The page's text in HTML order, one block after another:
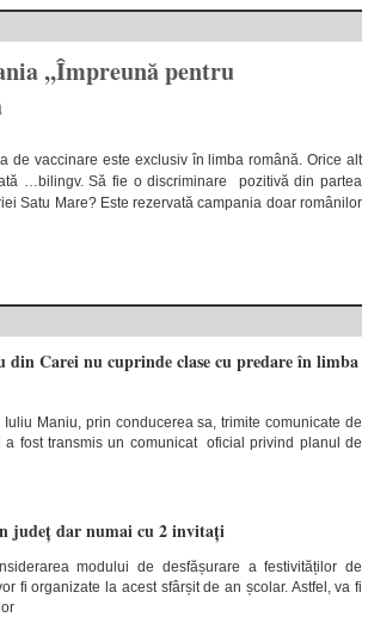
,,Împreună pentru
de vaccinare este exclusiv în limba română. Orice alt
…bilingv. Să fie o discriminare pozitivă din partea
Satu Mare? Este rezervată campania doar românilor
Carei nu cuprinde clase cu predare în limba
Maniu, prin conducerea sa, trimite comunicate de
fost transmis un comunicat oficial privind planul de
județ dar numai cu 2 invitați
modului de desfășurare a festivităților de
fi organizate la acest sfârșit de an școlar. Astfel, va fi